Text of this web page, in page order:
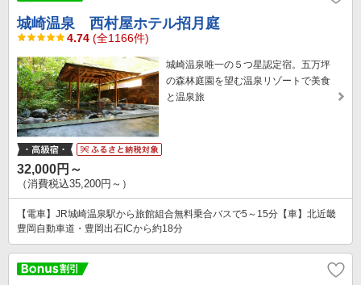
城崎温泉 西村屋ホテル招月庭
4.74 (全1166件)
城崎温泉唯一の５つ星認定宿。五万坪
の森林庭園を望む温泉リゾートで美食
と温泉旅
32,000円～
（消費税込35,200円～）
【電車】JR城崎温泉駅から旅館組合無料乗合バスで5～15分【車】北近畿
豊岡自動車道・豊岡出石ICから約18分